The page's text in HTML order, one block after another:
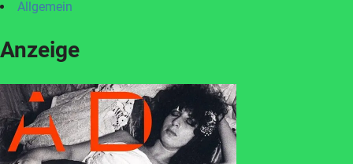
Allgemein
Anzeige